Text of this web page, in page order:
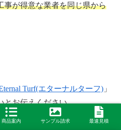
事が得意な業者を同じ県から
Turf(エターナルターフ) 」
とお伝えください。
商品案内 サンプル請求 最速見積